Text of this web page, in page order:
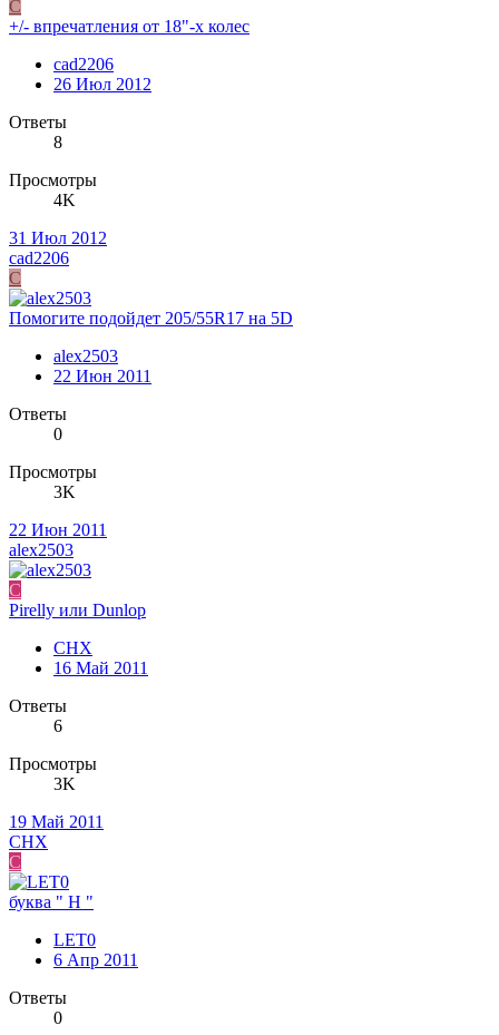
C
+/- впречатления от 18"-х колес
cad2206
26 Июл 2012
Ответы
8
Просмотры
4K
31 Июл 2012
cad2206
C
Помогите подойдет 205/55R17 на 5D
alex2503
22 Июн 2011
Ответы
0
Просмотры
3K
22 Июн 2011
alex2503
С
Pirelly или Dunlop
СНХ
16 Май 2011
Ответы
6
Просмотры
3K
19 Май 2011
СНХ
С
буква " Н "
LET0
6 Апр 2011
Ответы
0